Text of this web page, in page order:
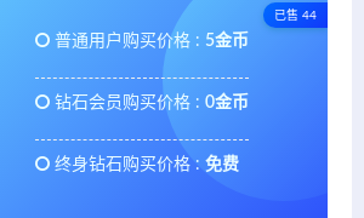
已售 44
普通用户购买价格 : 5金币
钻石会员购买价格 : 0金币
终身钻石购买价格 : 免费